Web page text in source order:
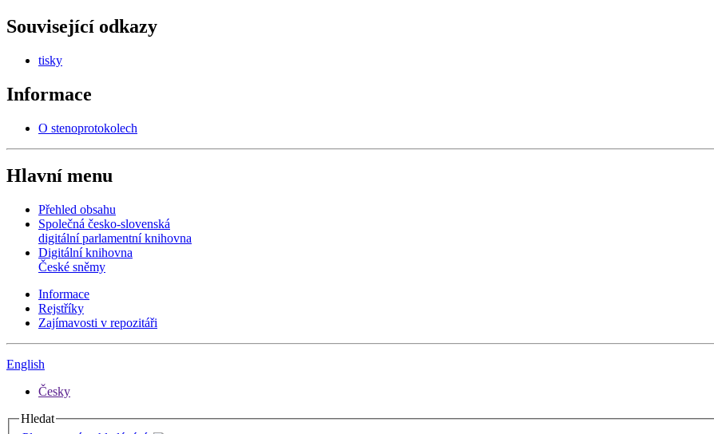
Související odkazy
tisky
Informace
O stenoprotokolech
Hlavní menu
Přehled obsahu
Společná česko-slovenská
digitální parlamentní knihovna
Digitální knihovna
České sněmy
Informace
Rejstříky
Zajímavosti v repozitáři
English
Česky
Hledat